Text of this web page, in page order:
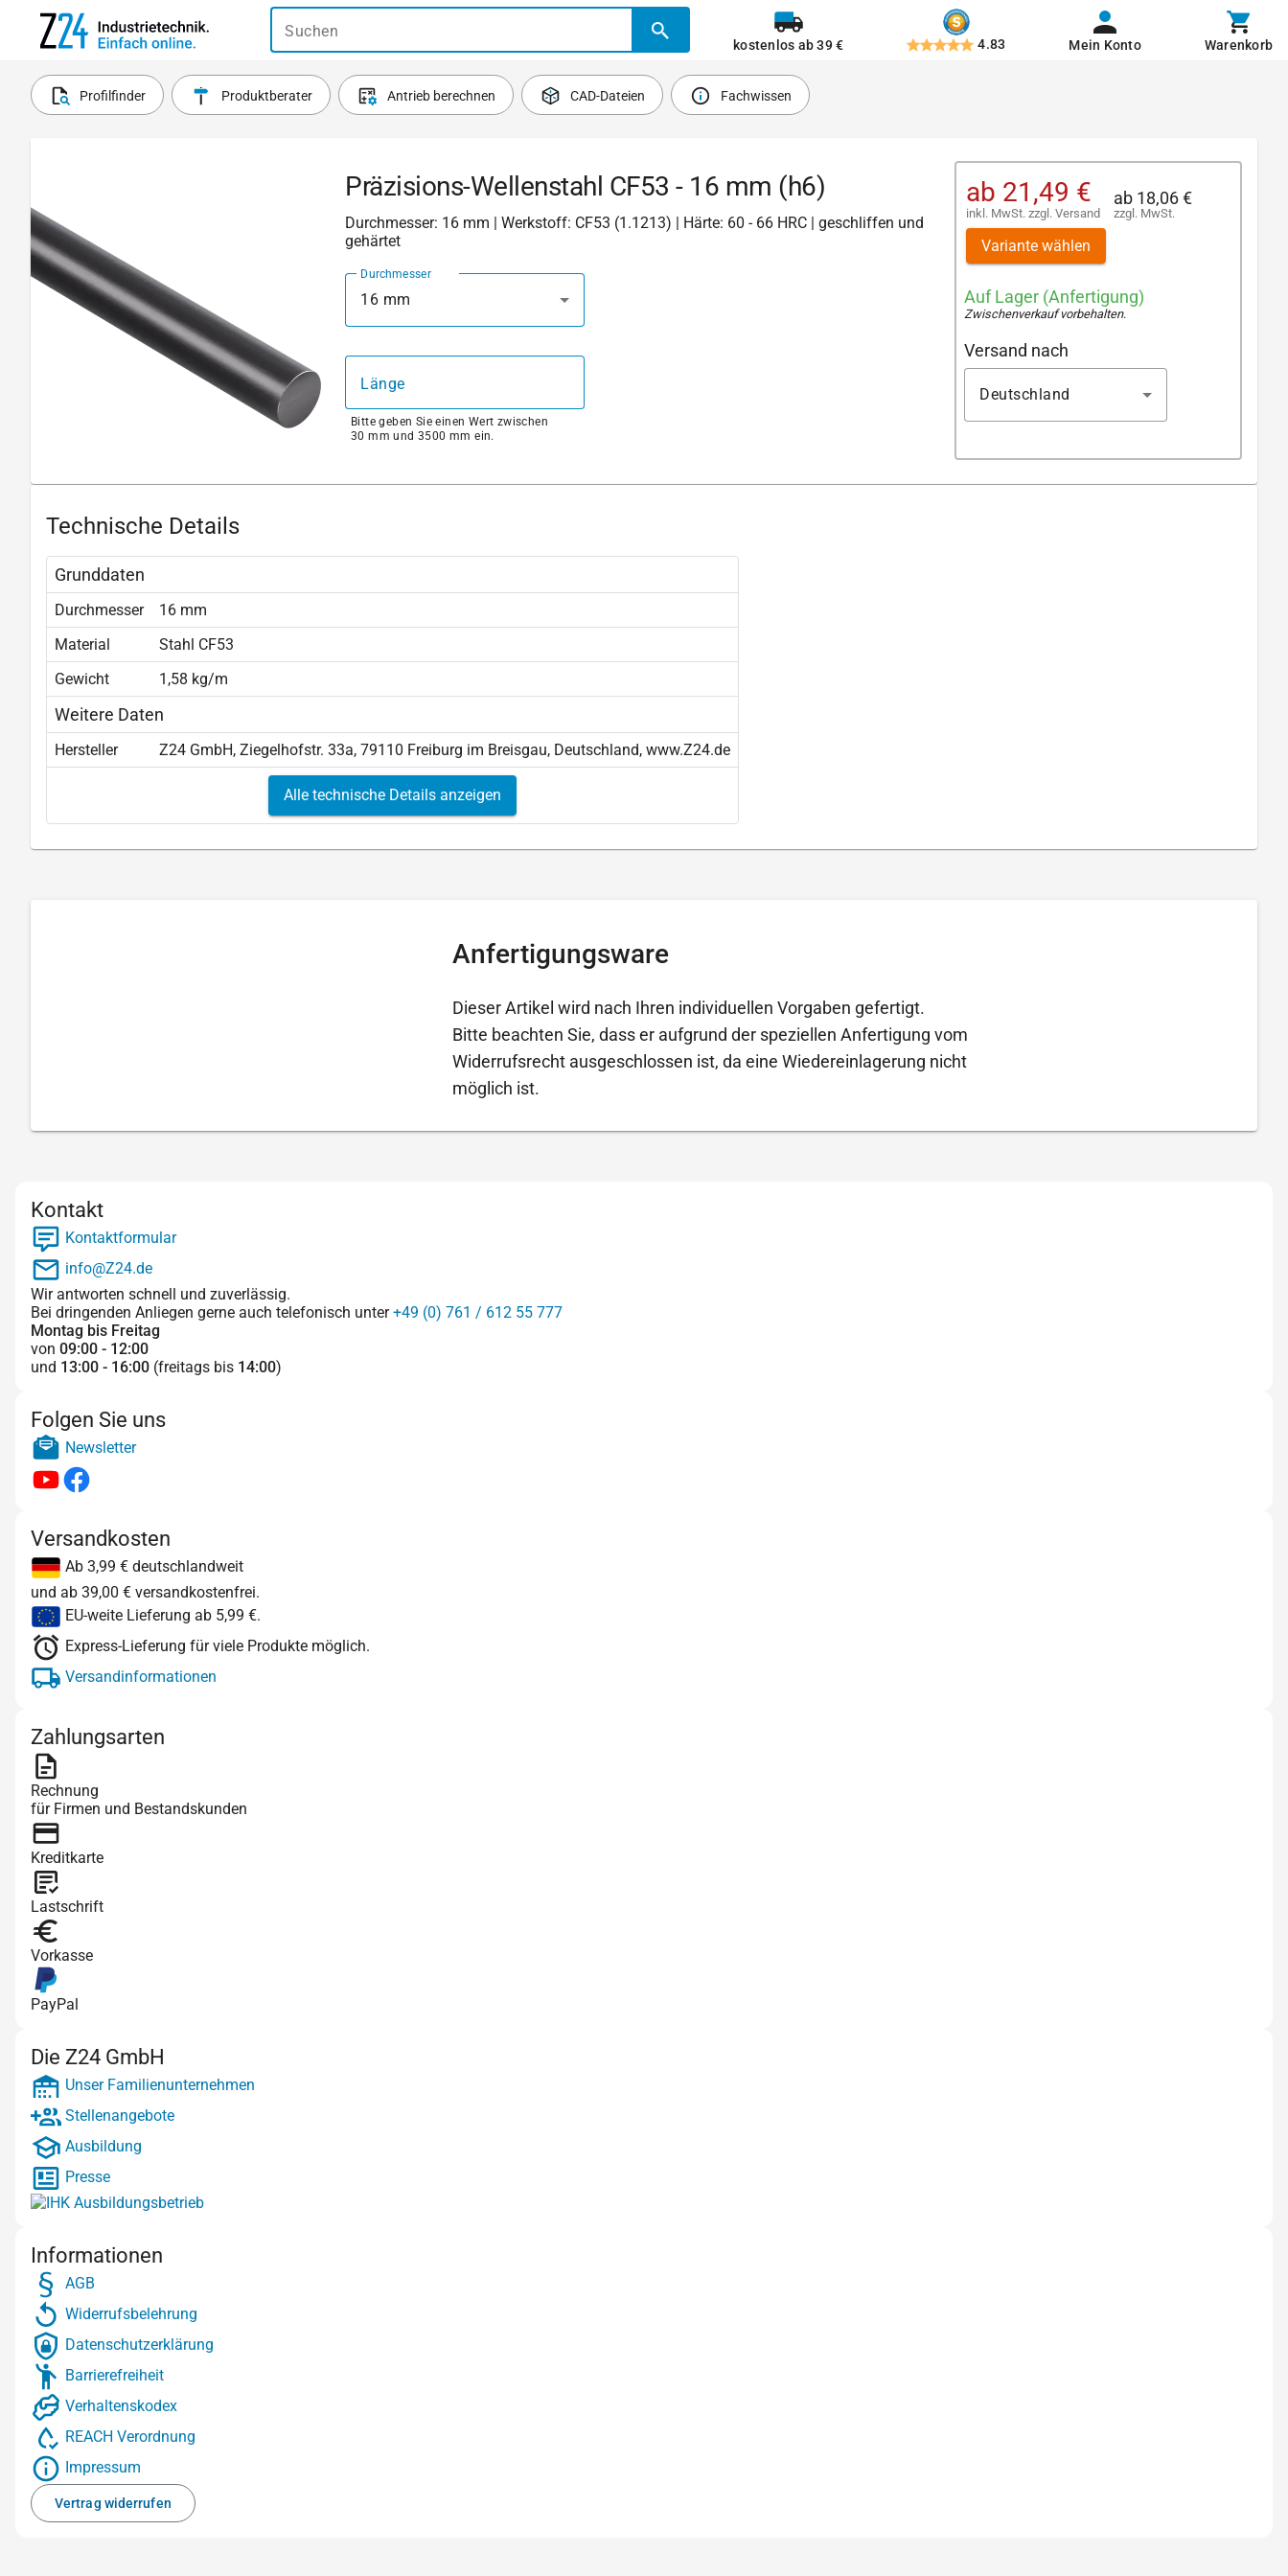
Suchen
kostenlos ab 39 € 4.83 Mein Konto Warenkorb
Profilfinder Produktberater Antrieb berechnen CAD-Dateien Fachwissen
Präzisions-Wellenstahl CF53 - 16 mm (h6)
Durchmesser: 16 mm | Werkstoff: CF53 (1.1213) | Härte: 60 - 66 HRC | geschliffen und
gehärtet
Durchmesser
16 mm
Länge
Bitte geben Sie einen Wert zwischen
30 mm und 3500 mm ein.
ab 21,49 €
inkl. MwSt. zzgl. Versand
ab 18,06 €
zzgl. MwSt.
Variante wählen
Auf Lager (Anfertigung)
Zwischenverkauf vorbehalten.
Versand nach
Deutschland
Technische Details
Grunddaten
Durchmesser
16 mm
Material
Stahl CF53
Gewicht
1,58 kg/m
Weitere Daten
Hersteller Z24 GmbH, Ziegelhofstr. 33a, 79110 Freiburg im Breisgau, Deutschland, www.Z24.de
Alle technische Details anzeigen
Anfertigungsware
Dieser Artikel wird nach Ihren individuellen Vorgaben gefertigt.
Bitte beachten Sie, dass er aufgrund der speziellen Anfertigung vom
Widerrufsrecht ausgeschlossen ist, da eine Wiedereinlagerung nicht
möglich ist.
Kontakt
Kontaktformular
info@Z24.de
Wir antworten schnell und zuverlässig.
Bei dringenden Anliegen gerne auch telefonisch unter+49 (0) 761 / 612 55 777
Montag bis Freitag
von 09:00 - 12:00
und 13:00 - 16:00 (freitags bis 14:00)
Folgen Sie uns
Newsletter
Versandkosten
Ab 3,99 € deutschlandweit
und ab 39,00 € versandkostenfrei.
EU-weite Lieferung ab 5,99 €.
Express-Lieferung für viele Produkte möglich.
Versandinformationen
Zahlungsarten
Rechnung
für Firmen und Bestandskunden
Kreditkarte
Lastschrift
Vorkasse
PayPal
Die Z24 GmbH
Unser Familienunternehmen
Stellenangebote
Ausbildung
Presse
Informationen
AGB
Widerrufsbelehrung
Datenschutzerklärung
Barrierefreiheit
Verhaltenskodex
REACH Verordnung
Impressum
Vertrag widerrufen